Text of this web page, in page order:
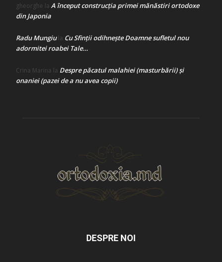
gheorghe la A început construcţia primei mănăstiri ortodoxe
din Japonia
Radu Mungiula Cu Sfinții odihnește Doamne sufletul nou
adormitei roabei Tale…
Crina Marina la Despre păcatul malahiei (masturbării) şi
onaniei (pazei de a nu avea copii)
DESPRE NOI